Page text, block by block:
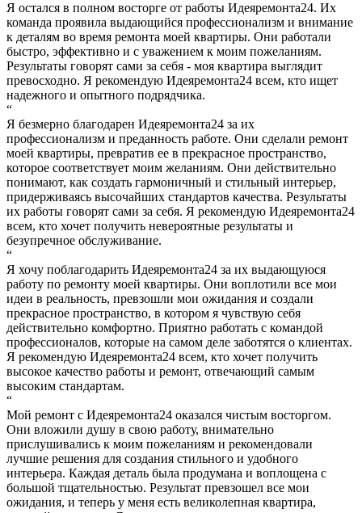
Я остался в полном восторге от работы Идеяремонта24. Их
команда проявила выдающийся профессионализм и внимание
к деталям во время ремонта моей квартиры. Они работали
быстро, эффективно и с уважением к моим пожеланиям.
Результаты говорят сами за себя - моя квартира выглядит
превосходно. Я рекомендую Идеяремонта24 всем, кто ищет
надежного и опытного подрядчика.
“
Я безмерно благодарен Идеяремонта24 за их
профессионализм и преданность работе. Они сделали ремонт
моей квартиры, превратив ее в прекрасное пространство,
которое соответствует моим желаниям. Они действительно
понимают, как создать гармоничный и стильный интерьер,
придерживаясь высочайших стандартов качества. Результаты
их работы говорят сами за себя. Я рекомендую Идеяремонта24
всем, кто хочет получить невероятные результаты и
безупречное обслуживание.
“
Я хочу поблагодарить Идеяремонта24 за их выдающуюся
работу по ремонту моей квартиры. Они воплотили все мои
идеи в реальность, превзошли мои ожидания и создали
прекрасное пространство, в котором я чувствую себя
действительно комфортно. Приятно работать с командой
профессионалов, которые на самом деле заботятся о клиентах.
Я рекомендую Идеяремонта24 всем, кто хочет получить
высокое качество работы и ремонт, отвечающий самым
высоким стандартам.
“
Мой ремонт с Идеяремонта24 оказался чистым восторгом.
Они вложили душу в свою работу, внимательно
прислушивались к моим пожеланиям и рекомендовали
лучшие решения для создания стильного и удобного
интерьера. Каждая деталь была продумана и воплощена с
большой тщательностью. Результат превзошел все мои
ожидания, и теперь у меня есть великолепная квартира,